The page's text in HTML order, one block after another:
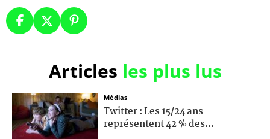
Articles les plus lus
Médias
Twitter : Les 15/24 ans
représentent 42 % des...